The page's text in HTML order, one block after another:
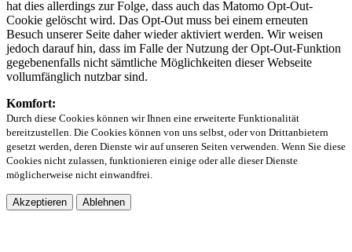
hat dies allerdings zur Folge, dass auch das Matomo Opt-Out-
Cookie gelöscht wird. Das Opt-Out muss bei einem erneuten
Besuch unserer Seite daher wieder aktiviert werden. Wir weisen
jedoch darauf hin, dass im Falle der Nutzung der Opt-Out-Funktion
gegebenenfalls nicht sämtliche Möglichkeiten dieser Webseite
vollumfänglich nutzbar sind.
Komfort:
Durch diese Cookies können wir Ihnen eine erweiterte Funktionalität
bereitzustellen. Die Cookies können von uns selbst, oder von Drittanbietern
gesetzt werden, deren Dienste wir auf unseren Seiten verwenden. Wenn Sie diese
Cookies nicht zulassen, funktionieren einige oder alle dieser Dienste
möglicherweise nicht einwandfrei.
Akzeptieren Ablehnen